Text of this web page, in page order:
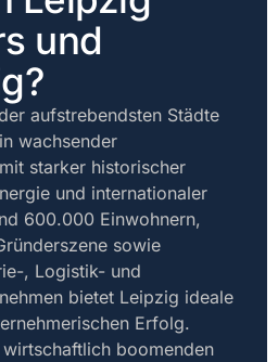
und
aufstrebendsten Städte
wachsender
starker historischer
und internationaler
600.000 Einwohnern,
sowie
, Logistik- und
bietet Leipzig ideale
Erfolg.
boomenden